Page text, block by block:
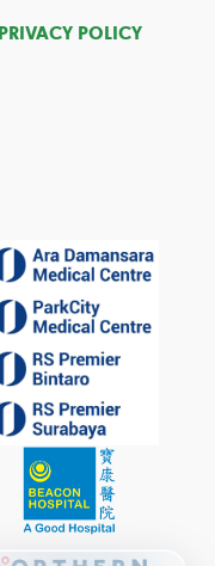
PRIVACY POLICY